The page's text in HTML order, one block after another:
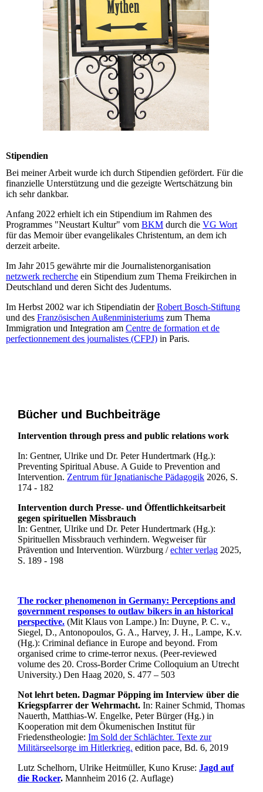
Stipendien
Bei meiner Arbeit wurde ich durch Stipendien gefördert. Für die
finanzielle Unterstützung und die gezeigte Wertschätzung bin
ich sehr dankbar.
Anfang 2022 erhielt ich ein Stipendium im Rahmen des
Programmes "Neustart Kultur" vom BKM durch die VG Wort
für das Memoir über evangelikales Christentum, an dem ich
derzeit arbeite.
Im Jahr 2015 gewährte mir die Journalistenorganisation
netzwerk recherche ein Stipendium zum Thema Freikirchen in
Deutschland und deren Sicht des Judentums.
Im Herbst 2002 war ich Stipendiatin derRobert Bosch-Stiftung
und des Französischen Außenministeriums zum Thema
Immigration und Integration am Centre de formation et de
perfectionnement des journalistes (CFPJ) in Paris.
Bücher und Buchbeiträge
Intervention through press and public relations work
In: Gentner, Ulrike und Dr. Peter Hundertmark (Hg.):
Preventing Spiritual Abuse. A Guide to Prevention and
Intervention. Zentrum für Ignatianische Pädagogik 2026, S.
174 - 182
Intervention durch Presse- und Öffentlichkeitsarbeit
gegen spirituellen Missbrauch
In: Gentner, Ulrike und Dr. Peter Hundertmark (Hg.):
Spirituellen Missbrauch verhindern. Wegweiser für
Prävention und Intervention. Würzburg /echter verlag 2025,
S. 189 - 198
The rocker phenomenon in Germany: Perceptions and
government responses to outlaw bikers in an historical
perspective. (Mit Klaus von Lampe.) In: Duyne, P. C. v.,
Siegel, D., Antonopoulos, G. A., Harvey, J. H., Lampe, K.v.
(Hg.): Criminal defiance in Europe and beyond. From
organised crime to crime-terror nexus. (Peer-reviewed
volume des 20. Cross-Border Crime Colloquium an Utrecht
University.) Den Haag 2020, S. 477 – 503
Not lehrt beten. Dagmar Pöpping im Interview über die
Kriegspfarrer der Wehrmacht. In: Rainer Schmid, Thomas
Nauerth, Matthias-W. Engelke, Peter Bürger (Hg.) in
Kooperation mit dem Ökumenischen Institut für
Friedenstheologie: Im Sold der Schlächter. Texte zur
Militärseelsorge im Hitlerkrieg. edition pace, Bd. 6, 2019
Lutz Schelhorn, Ulrike Heitmüller, Kuno Kruse: Jagd auf
die Rocker. Mannheim 2016 (2. Auflage)